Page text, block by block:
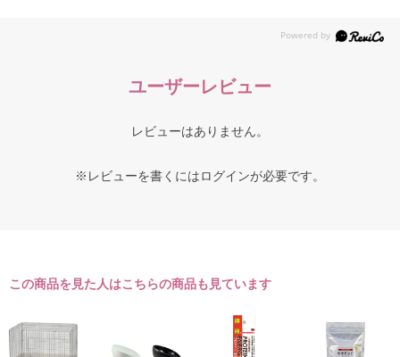
ユーザーレビュー
レビューはありません。
※レビューを書くにはログインが必要です。
この商品を見た人はこちらの商品も見ています